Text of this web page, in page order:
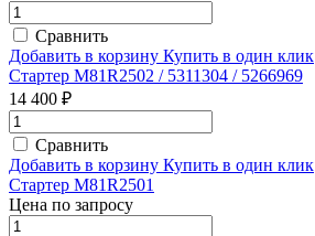
Сравнить
Добавить в корзину Купить в один клик
Стартер M81R2502 / 5311304 / 5266969
14 400 ₽
Сравнить
Добавить в корзину Купить в один клик
Стартер M81R2501
Цена по запросу